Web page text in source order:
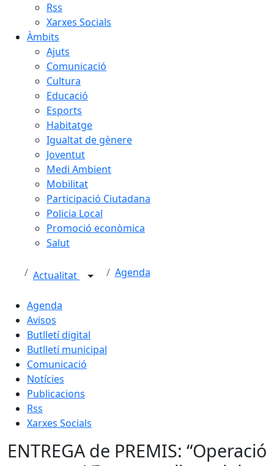
Rss
Xarxes Socials
Àmbits
Ajuts
Comunicació
Cultura
Educació
Esports
Habitatge
Igualtat de gènere
Joventut
Medi Ambient
Mobilitat
Participació Ciutadana
Policia Local
Promoció econòmica
Salut
Actualitat Agenda
Agenda
Avisos
Butlletí digital
Butlletí municipal
Comunicació
Notícies
Publicacions
Rss
Xarxes Socials
ENTREGA de PREMIS: “Operació